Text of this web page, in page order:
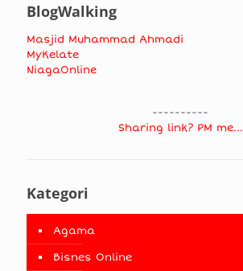
BlogWalking
Masjid Muhammad Ahmadi
MyKelate
NiagaOnline
----------
Sharing link? PM me...
Kategori
Agama
Bisnes Online